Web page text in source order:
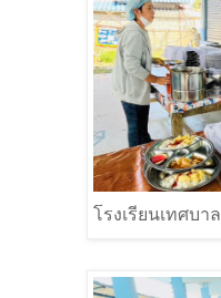
โรงเรียนเทศบาล